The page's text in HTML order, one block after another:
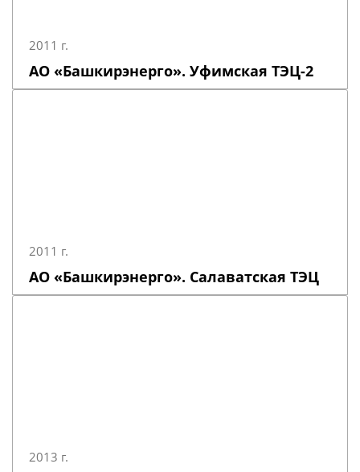
2011 г.
АО «Башкирэнерго». Уфимская ТЭЦ-2
2011 г.
АО «Башкирэнерго». Салаватская ТЭЦ
2013 г.